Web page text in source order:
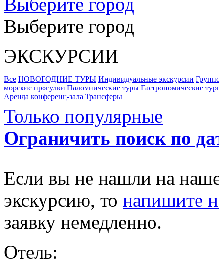
Выберите город
ЭКСКУРСИИ
Все НОВОГОДНИЕ ТУРЫ Индивидуальные экскурсии
морские прогулки Паломнические туры Гастрономические
Аренда конференц-зала Трансферы
Только популярные
Ограничить поиск по
Если вы не нашли на
экскурсию, то напишите
заявку немедленно.
Отель: